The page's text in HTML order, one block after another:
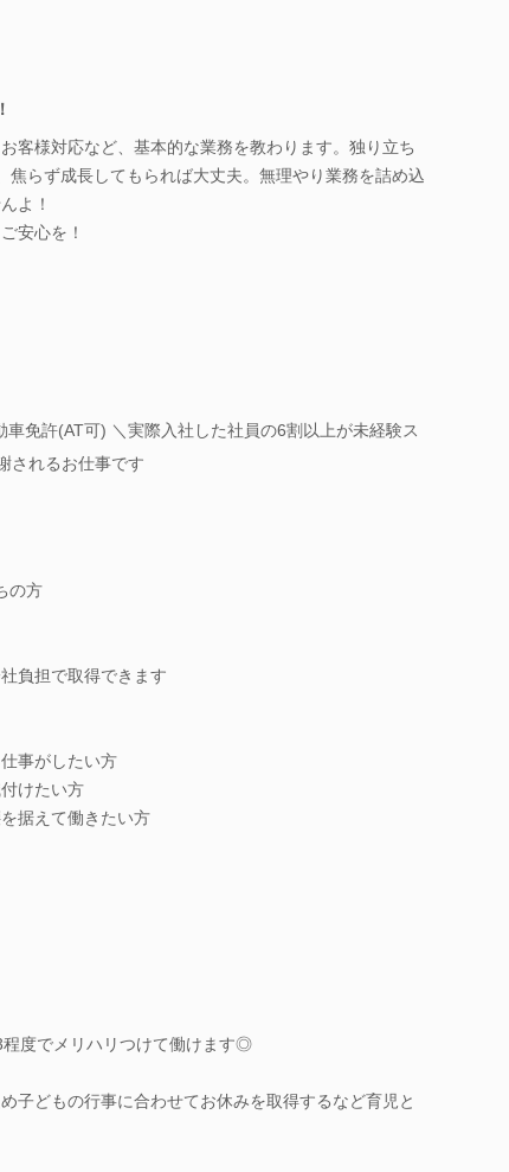
客様対応など、基本的な業務を教わります。独り立ち
焦らず成長してもられば大丈夫。無理やり業務を詰め込
よ！
安心を！
免許(AT可) ＼実際入社した社員の6割以上が未経験ス
されるお仕事です
の方
負担で取得できます
事がしたい方
けたい方
据えて働きたい方
度でメリハリつけて働けます◎
子どもの行事に合わせてお休みを取得するなど育児と